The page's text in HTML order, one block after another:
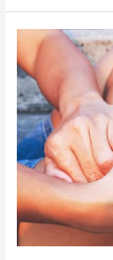
y
cómo
se
trata
un
esguince
de
tobillo?